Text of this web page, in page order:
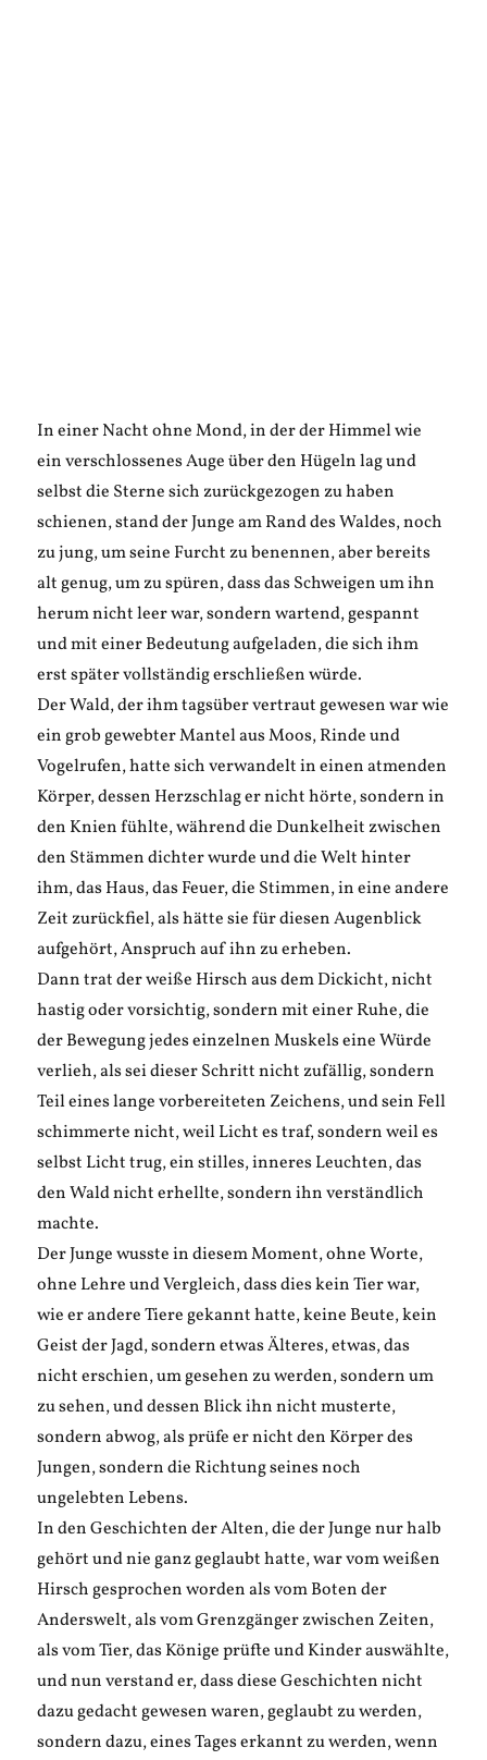
In einer Nacht ohne Mond, in der der Himmel wie
ein verschlossenes Auge über den Hügeln lag und
selbst die Sterne sich zurückgezogen zu haben
schienen, stand der Junge am Rand des Waldes, noch
zu jung, um seine Furcht zu benennen, aber bereits
alt genug, um zu spüren, dass das Schweigen um ihn
herum nicht leer war, sondern wartend, gespannt
und mit einer Bedeutung aufgeladen, die sich ihm
erst später vollständig erschließen würde.
Der Wald, der ihm tagsüber vertraut gewesen war wie
ein grob gewebter Mantel aus Moos, Rinde und
Vogelrufen, hatte sich verwandelt in einen atmenden
Körper, dessen Herzschlag er nicht hörte, sondern in
den Knien fühlte, während die Dunkelheit zwischen
den Stämmen dichter wurde und die Welt hinter
ihm, das Haus, das Feuer, die Stimmen, in eine andere
Zeit zurückfiel, als hätte sie für diesen Augenblick
aufgehört, Anspruch auf ihn zu erheben.
Dann trat der weiße Hirsch aus dem Dickicht, nicht
hastig oder vorsichtig, sondern mit einer Ruhe, die
der Bewegung jedes einzelnen Muskels eine Würde
verlieh, als sei dieser Schritt nicht zufällig, sondern
Teil eines lange vorbereiteten Zeichens, und sein Fell
schimmerte nicht, weil Licht es traf, sondern weil es
selbst Licht trug, ein stilles, inneres Leuchten, das
den Wald nicht erhellte, sondern ihn verständlich
machte.
Der Junge wusste in diesem Moment, ohne Worte,
ohne Lehre und Vergleich, dass dies kein Tier war,
wie er andere Tiere gekannt hatte, keine Beute, kein
Geist der Jagd, sondern etwas Älteres, etwas, das
nicht erschien, um gesehen zu werden, sondern um
zu sehen, und dessen Blick ihn nicht musterte,
sondern abwog, als prüfe er nicht den Körper des
Jungen, sondern die Richtung seines noch
ungelebten Lebens.
In den Geschichten der Alten, die der Junge nur halb
gehört und nie ganz geglaubt hatte, war vom weißen
Hirsch gesprochen worden als vom Boten der
Anderswelt, als vom Grenzgänger zwischen Zeiten,
als vom Tier, das Könige prüfte und Kinder auswählte,
und nun verstand er, dass diese Geschichten nicht
dazu gedacht gewesen waren, geglaubt zu werden,
sondern dazu, eines Tages erkannt zu werden, wenn